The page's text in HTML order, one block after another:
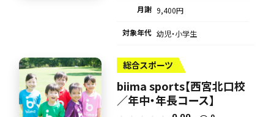
月謝 9,400円
対象年代 幼児・小学生
総合スポーツ
biima sports【西宮北口校
／年中・年長コース】